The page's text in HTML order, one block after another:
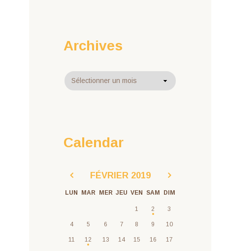
Archives
Archives
Calendar
FÉVRIER 2019
LUN MAR MER JEU VEN SAM DIM
1 2 3
4 5 6 7 8 9 10
11 12 13 14 15 16 17